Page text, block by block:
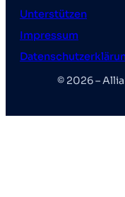
Unterstützen
Impressum
© 2026 –